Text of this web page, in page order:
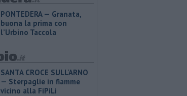
PONTEDERA — ​Granata,
buona la prima con
l’Urbino Taccola
SANTA CROCE SULL'ARNO
— Sterpaglie in fiamme
vicino alla FiPiLi